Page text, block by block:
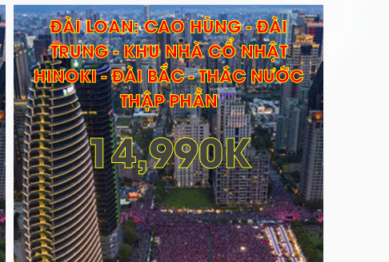
ĐÀI LOAN: CAO HÙNG - ĐÀI
TRUNG - KHU NHÀ CỔ NHẬT
HINOKI - ĐÀI BẮC - THÁC NƯỚC
THẬP PHẦN
14,990K